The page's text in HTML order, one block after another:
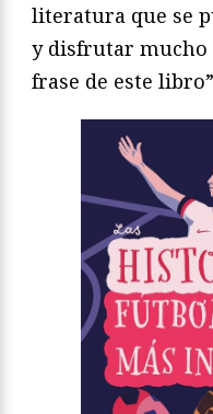
literatura que se
y disfrutar mucho
frase de este